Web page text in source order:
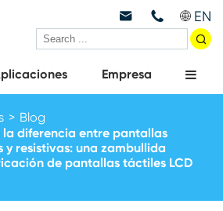
  EN

Empresa
Blog
la diferencia entre pantallas
resistivas: una zambullida
de pantallas táctiles LCD